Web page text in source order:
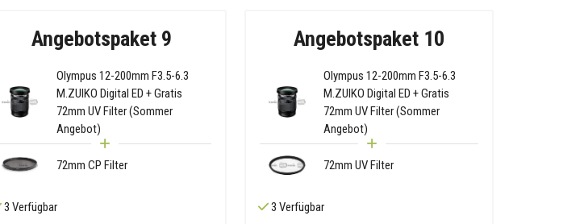
Angebotspaket 9
Olympus 12-200mm F3.5-6.3
M.ZUIKO Digital ED + Gratis
72mm UV Filter (Sommer
Angebot)
72mm CP Filter
3 Verfügbar
Angebotspaket 10
Olympus 12-200mm F3.5-6.3
M.ZUIKO Digital ED + Gratis
72mm UV Filter (Sommer
Angebot)
72mm UV Filter
3 Verfügbar